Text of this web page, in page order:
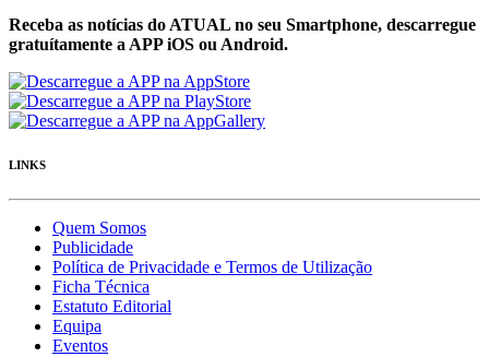
Receba as notícias do ATUAL no seu Smartphone, descarregue
gratuítamente a APP iOS ou Android.
LINKS
Quem Somos
Publicidade
Política de Privacidade e Termos de Utilização
Ficha Técnica
Estatuto Editorial
Equipa
Eventos